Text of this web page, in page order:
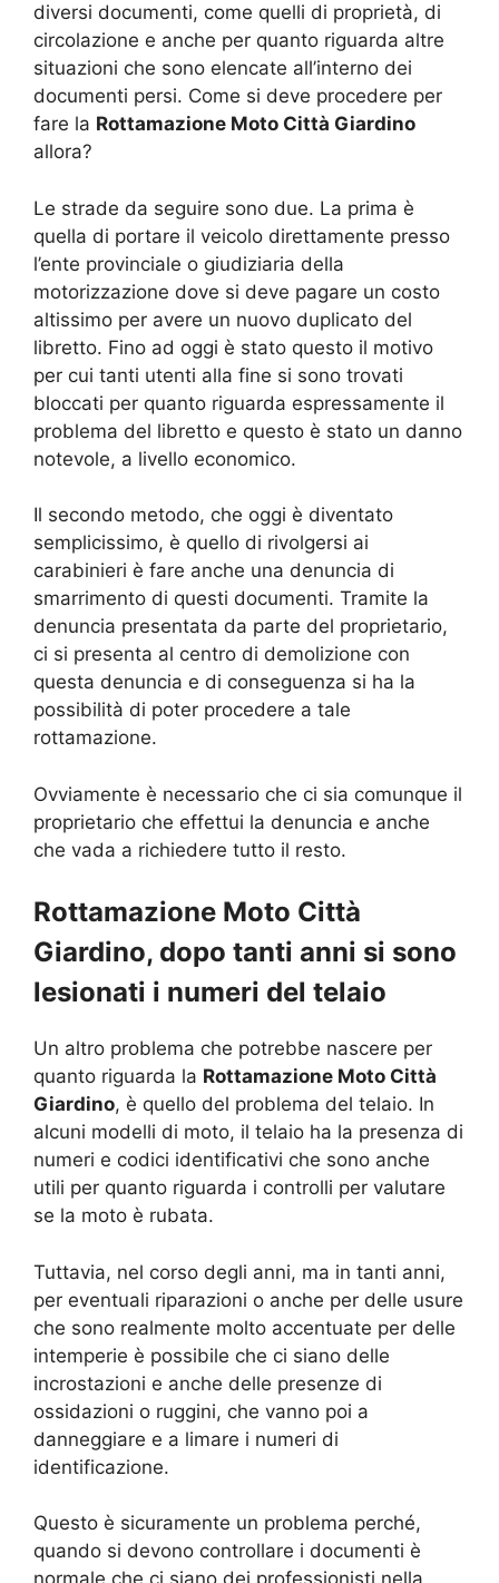
diversi documenti, come quelli di proprietà, di
circolazione e anche per quanto riguarda altre
situazioni che sono elencate all’interno dei
documenti persi. Come si deve procedere per
fare la Rottamazione Moto Città Giardino
allora?
Le strade da seguire sono due. La prima è
quella di portare il veicolo direttamente presso
l’ente provinciale o giudiziaria della
motorizzazione dove si deve pagare un costo
altissimo per avere un nuovo duplicato del
libretto. Fino ad oggi è stato questo il motivo
per cui tanti utenti alla fine si sono trovati
bloccati per quanto riguarda espressamente il
problema del libretto e questo è stato un danno
notevole, a livello economico.
Il secondo metodo, che oggi è diventato
semplicissimo, è quello di rivolgersi ai
carabinieri è fare anche una denuncia di
smarrimento di questi documenti. Tramite la
denuncia presentata da parte del proprietario,
ci si presenta al centro di demolizione con
questa denuncia e di conseguenza si ha la
possibilità di poter procedere a tale
rottamazione.
Ovviamente è necessario che ci sia comunque il
proprietario che effettui la denuncia e anche
che vada a richiedere tutto il resto.
Rottamazione Moto Città
Giardino, dopo tanti anni si sono
lesionati i numeri del telaio
Un altro problema che potrebbe nascere per
quanto riguarda la Rottamazione Moto Città
Giardino, è quello del problema del telaio. In
alcuni modelli di moto, il telaio ha la presenza di
numeri e codici identificativi che sono anche
utili per quanto riguarda i controlli per valutare
se la moto è rubata.
Tuttavia, nel corso degli anni, ma in tanti anni,
per eventuali riparazioni o anche per delle usure
che sono realmente molto accentuate per delle
intemperie è possibile che ci siano delle
incrostazioni e anche delle presenze di
ossidazioni o ruggini, che vanno poi a
danneggiare e a limare i numeri di
identificazione.
Questo è sicuramente un problema perché,
quando si devono controllare i documenti è